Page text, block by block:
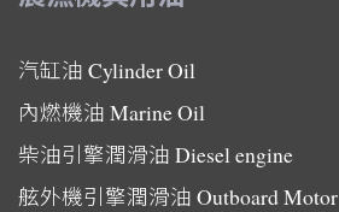
汽缸油 Cylinder Oil
內燃機油 Marine Oil
柴油引擎潤滑油 Diesel engine
舷外機引擎潤滑油 Outboard Motor